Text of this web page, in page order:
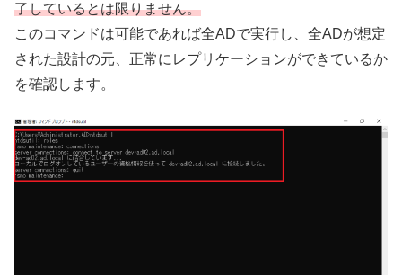
了しているとは限りません。
このコマンドは可能であれば全ADで実行し、全ADが想定
された設計の元、正常にレプリケーションができているか
を確認します。